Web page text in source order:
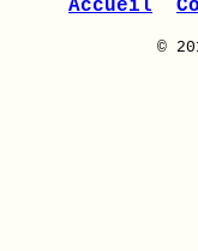
Accueil
©